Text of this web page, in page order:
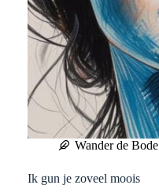
Wander de Bode
Ik gun je zoveel moois